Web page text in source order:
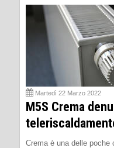
Martedì 22 Marzo 2022
M5S Crema
Crema è una delle poche